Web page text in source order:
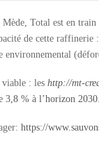
Total est en
de cette raffinerie
environnemental
viable : les http://mt-
3,8 % à l’horizon 2030
https://